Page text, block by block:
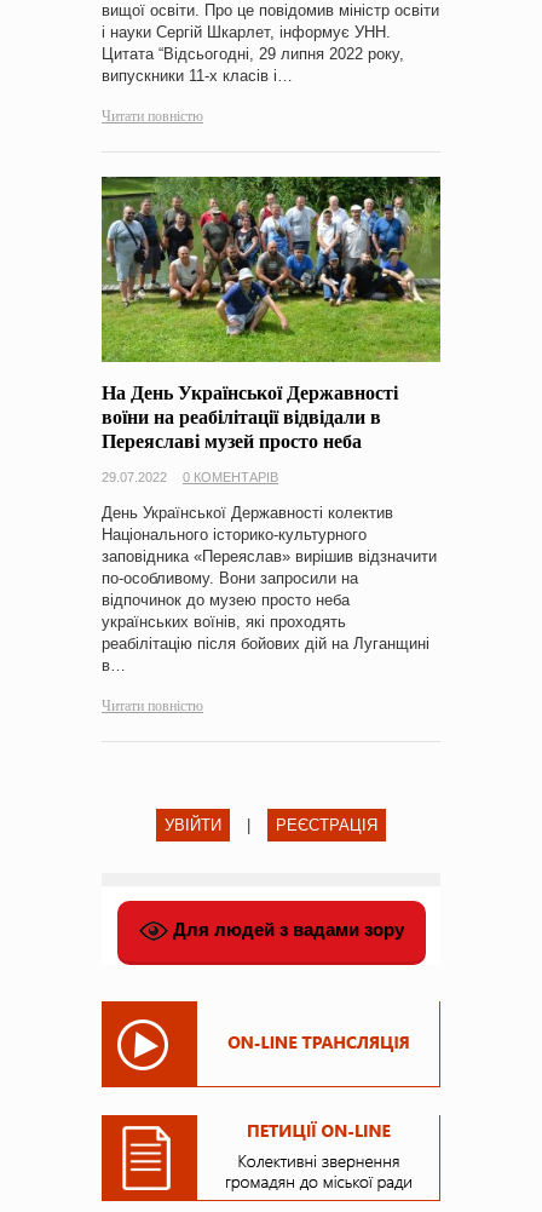
вищої освіти. Про це повідомив міністр освіти
і науки Сергій Шкарлет, інформує УНН.
Цитата “Відсьогодні, 29 липня 2022 року,
випускники 11-х класів і…
Читати повністю
На День Української Державності
воїни на реабілітації відвідали в
Переяславі музей просто неба
29.07.2022 0 КОМЕНТАРІВ
День Української Державності колектив
Національного історико-культурного
заповідника «Переяслав» вирішив відзначити
по-особливому. Вони запросили на
відпочинок до музею просто неба
українських воїнів, які проходять
реабілітацію після бойових дій на Луганщині
в…
Читати повністю
УВІЙТИ РЕЄСТРАЦІЯ
Для людей з вадами зору